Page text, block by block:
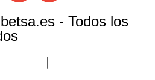
- Todos los